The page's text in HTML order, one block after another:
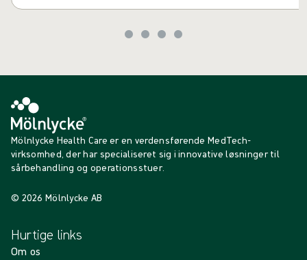
Mölnlycke Health Care er en verdensførende MedTech-
virksomhed, der har specialiseret sig i innovative løsninger til
sårbehandling og operationsstuer.
© 2026 Mölnlycke AB
Hurtige links
Om os